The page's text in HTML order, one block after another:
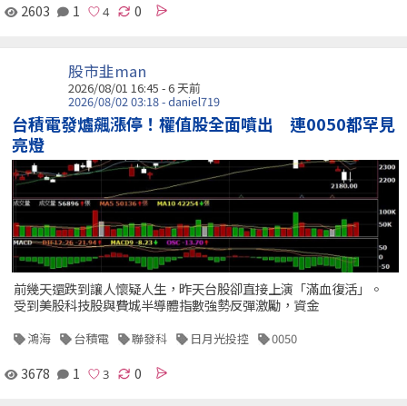
2603 1 0
股市韭man
2026/08/01 16:45 - 6 天前
2026/08/02 03:18 - daniel719
台積電發爐飆漲停！權值股全面噴出 連0050都罕見
亮燈
前幾天還跌到讓人懷疑人生，昨天台股卻直接上演「滿血復活」。
受到美股科技股與費城半導體指數強勢反彈激勵，資金
鴻海 台積電 聯發科 日月光投控 0050
3678 1 0